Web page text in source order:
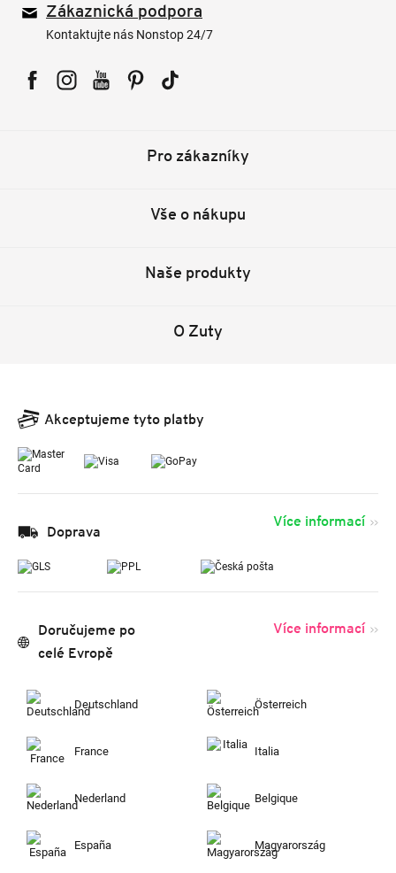
Zákaznická podpora
Kontaktujte nás Nonstop 24/7
Pro zákazníky
Vše o nákupu
Naše produkty
O Zuty
Akceptujeme tyto platby
Doprava
Více informací
Doručujeme po
celé Evropě
Více informací
Deutschland Österreich
France Italia
Nederland Belgique
España Magyarország